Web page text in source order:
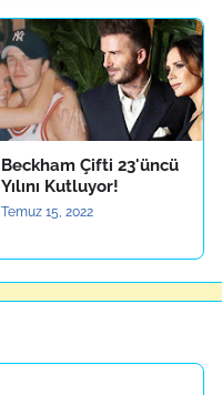
Beckham Çifti 23'üncü
Yılını Kutluyor!
Temuz 15, 2022